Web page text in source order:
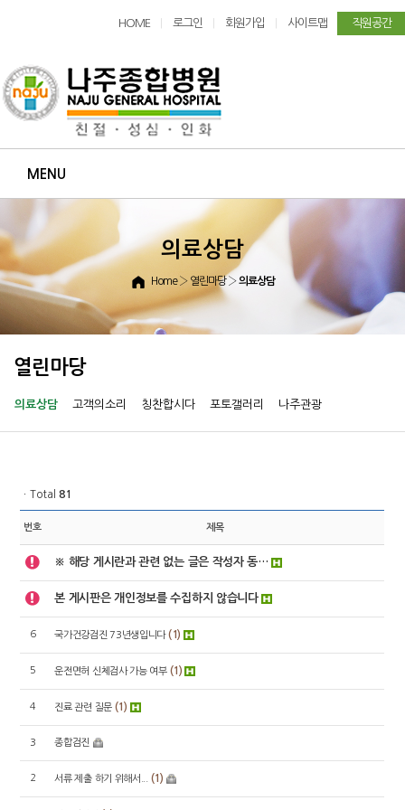
HOME 로그인 회원가입 사이트맵 직원공간
MENU
의료상담
Home› 열린마당 ›의료상담
열린마당
의료상담 고객의소리 칭찬합시다 포토갤러리 나주관광
ㆍTotal81
번호 제목
※ 해당 게시란과 관련 없는 글은 작성자 동…
본 게시판은 개인정보를 수집하지 않습니다
6 국가건강검진 73년생입니다 (1)
5 운전면허 신체검사 가능 여부 (1)
4 진료 관련 질문 (1)
3 종합검진
2 서류 제출 하기 위해서... (1)